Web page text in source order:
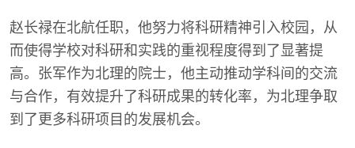
赵长禄在北航任职，他努力将科研精神引入校园，从
而使得学校对科研和实践的重视程度得到了显著提
高。张军作为北理的院士，他主动推动学科间的交流
与合作，有效提升了科研成果的转化率，为北理争取
到了更多科研项目的发展机会。